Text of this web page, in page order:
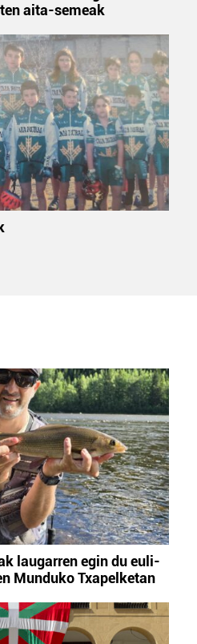
aita-semeak
laugarren egin du euli-
Munduko Txapelketan